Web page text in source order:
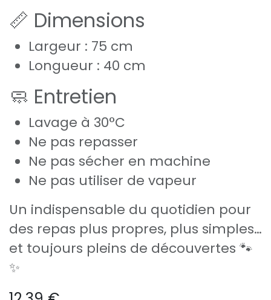
📏 Dimensions
Largeur : 75 cm
Longueur : 40 cm
🧼 Entretien
Lavage à 30°C
Ne pas repasser
Ne pas sécher en machine
Ne pas utiliser de vapeur
Un indispensable du quotidien pour
des repas plus propres, plus simples…
et toujours pleins de découvertes 🐾
✨